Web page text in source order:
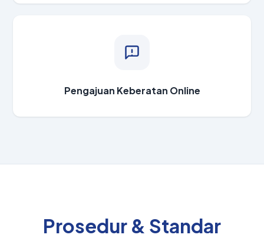
Pengajuan Keberatan Online
Prosedur & Standar